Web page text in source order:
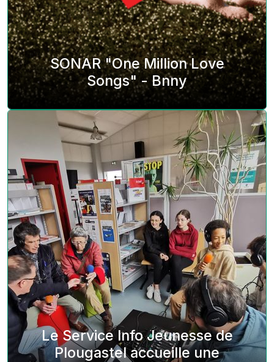
SONAR "One Million Love
Songs" - Bnny
Le Service Info Jeunesse de
Plougastel accueille une